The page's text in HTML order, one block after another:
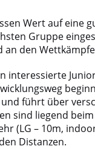
Wert auf eine
Gruppe
an den
interessierte
führt über
sind liegend
(LG – 10m,
Distanzen.